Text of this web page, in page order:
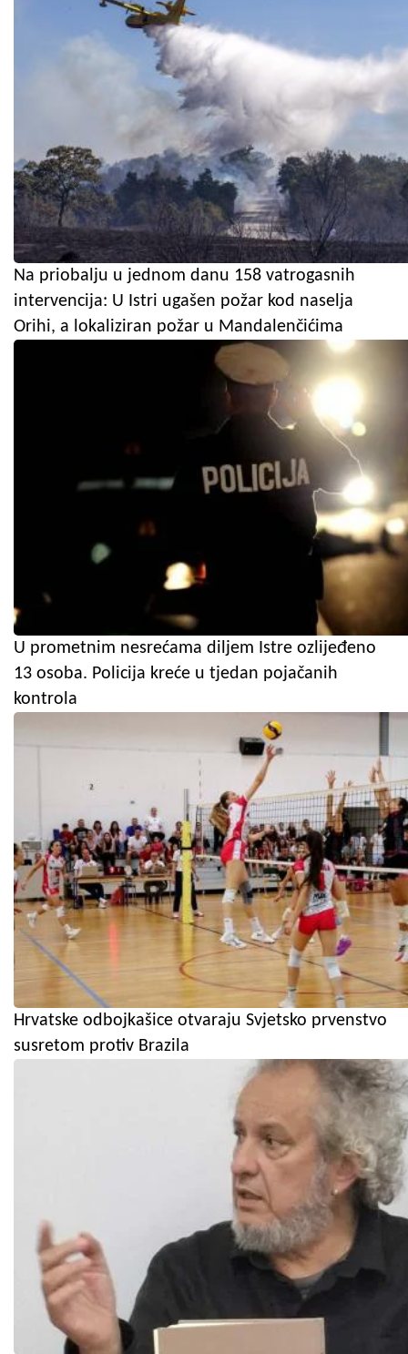
Na priobalju u jednom danu 158 vatrogasnih
intervencija: U Istri ugašen požar kod naselja
Orihi, a lokaliziran požar u Mandalenčićima
U prometnim nesrećama diljem Istre ozlijeđeno
13 osoba. Policija kreće u tjedan pojačanih
kontrola
Hrvatske odbojkašice otvaraju Svjetsko prvenstvo
susretom protiv Brazila